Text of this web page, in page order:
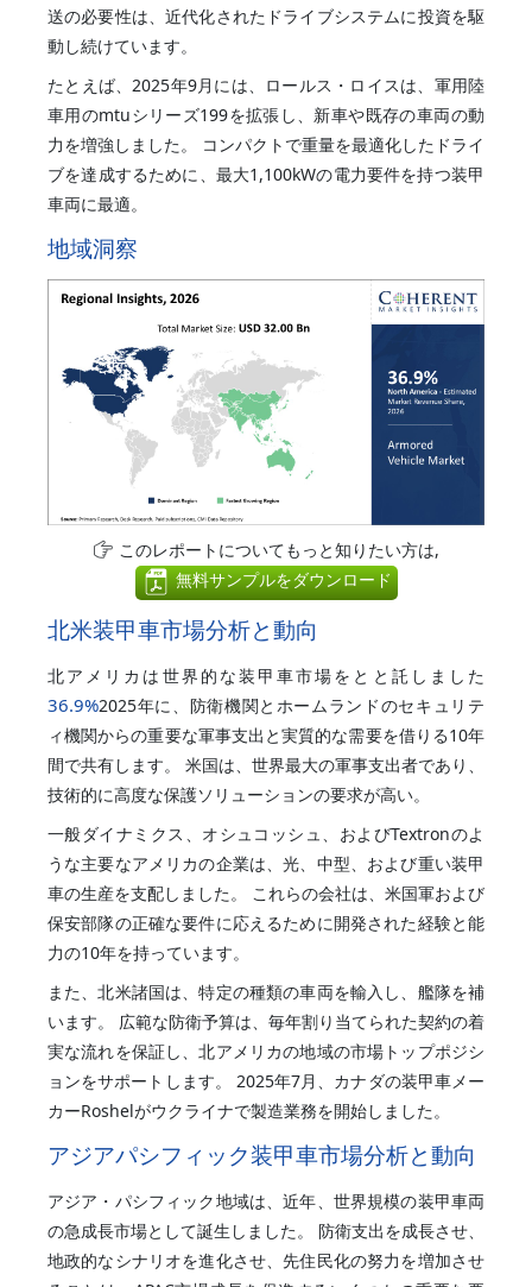
送の必要性は、近代化されたドライブシステムに投資を駆
動し続けています。
たとえば、2025年9月には、ロールス・ロイスは、軍用陸
車用のmtuシリーズ199を拡張し、新車や既存の車両の動
力を増強しました。 コンパクトで重量を最適化したドライ
ブを達成するために、最大1,100kWの電力要件を持つ装甲
車両に最適。
地域洞察
このレポートについてもっと知りたい方は,
無料サンプルをダウンロード
北米装甲車市場分析と動向
北アメリカは世界的な装甲車市場をとと託しました
36.9%2025年に、防衛機関とホームランドのセキュリテ
ィ機関からの重要な軍事支出と実質的な需要を借りる10年
間で共有します。 米国は、世界最大の軍事支出者であり、
技術的に高度な保護ソリューションの要求が高い。
一般ダイナミクス、オシュコッシュ、およびTextronのよ
うな主要なアメリカの企業は、光、中型、および重い装甲
車の生産を支配しました。 これらの会社は、米国軍および
保安部隊の正確な要件に応えるために開発された経験と能
力の10年を持っています。
また、北米諸国は、特定の種類の車両を輸入し、艦隊を補
います。 広範な防衛予算は、毎年割り当てられた契約の着
実な流れを保証し、北アメリカの地域の市場トップポジシ
ョンをサポートします。 2025年7月、カナダの装甲車メー
カーRoshelがウクライナで製造業務を開始しました。
アジアパシフィック装甲車市場分析と動向
アジア・パシフィック地域は、近年、世界規模の装甲車両
の急成長市場として誕生しました。 防衛支出を成長させ、
地政的なシナリオを進化させ、先住民化の努力を増加させ